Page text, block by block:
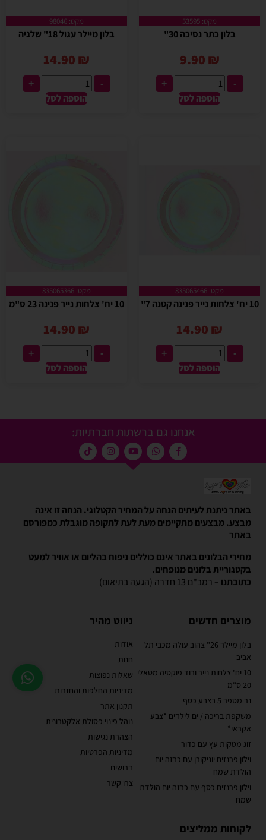
מקט: 53595
בלון כתר נסיכה 30"
9.90 ₪
-
+
הוספה לסל
מקט: 98046
בלון מיילר עגול 18" שלגיה
14.90 ₪
-
+
הוספה לסל
מקט: 835065466
10 יח' צלחות נייר פנינה קטנה 7"
14.90 ₪
-
+
הוספה לסל
מקט: 835065366
10 יח' צלחות נייר פנינה 23 ס"מ
14.90 ₪
-
+
הוספה לסל
אנחנו גם ברשתות חברתיות:
באתר ניתנת לעיתים הנחה על המחיר הקטלוגי. הנחה זו אינה
מבצע. מבצעים מתקיימים מעת לעת לתקופה מוגבלת כמפורסם
באתר
מחירי הבלונים באתר אינם כוללים ניפוח בהליום או אוויר למעט
בקטגוריית בלונים מנופחים.
כתובתנו – רמב"ם 13 חדרה (הגעה בתיאום)
מוצרים חדשים
בלון מיילר 26" צהוב עולה מכבי תל
אביב
10 יח' צלחות נייר ורוד פוקסיה מטאלי
20 ס"מ
נר מספר 5 בצבע כסף
משקפת בריכה / ים לילדים *צבע
אקראי*
זוג מטקות עץ עם כדור
וילון פרנזים יוניקורן עם כרזה יום
הולדת שמח
וילון פרנזים כסף עם כרזה יום הולדת
שמח
ניווט מהיר
אודות
חנות
שאלות נפוצות
מדיניות החלפות והחזרות
תקנון אתר
נוהל פינוי פסולת אלקטרונית
הצהרת נגישות
מדיניות הפרטיות
דרושים
צרו קשר
לקוחות ממליצים